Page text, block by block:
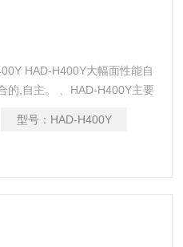
HAD-H400Y大幅面性能自
的,自主。 、HAD-H400Y主要
三维位移由步马达控制，度
型号： HAD-H400Y